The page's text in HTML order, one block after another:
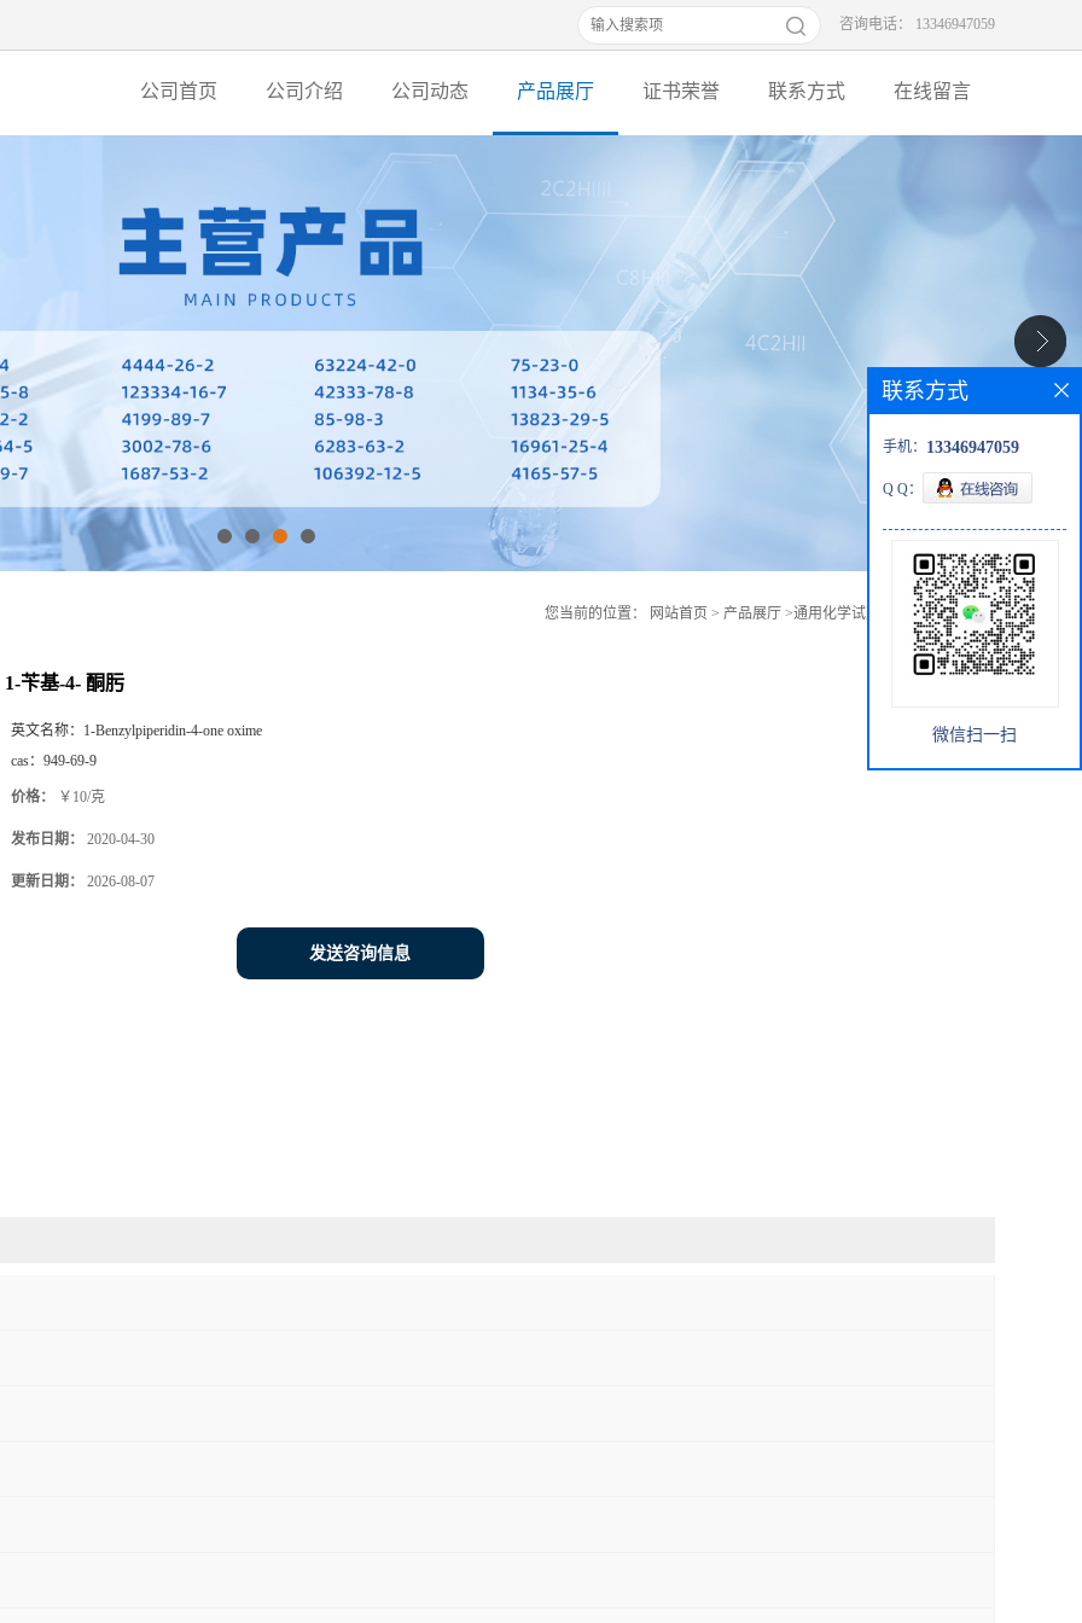
咨询电话： 13346947059
公司首页 公司介绍 公司动态 产品展厅 证书荣誉 联系方式 在线留言
您当前的位置： 网站首页 > 产品展厅 >通用化学试剂 1-苄基-4- 酮肟
1-苄基-4- 酮肟
英文名称： 1-Benzylpiperidin-4-one oxime
cas： 949-69-9
价格： ￥10/克
发布日期： 2020-04-30
更新日期： 2026-08-07
发送咨询信息
联系方式
手机： 13346947059
Q Q：
微信扫一扫